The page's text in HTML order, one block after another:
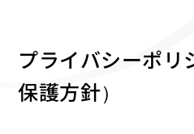
プライバシーポリ
保護方針）